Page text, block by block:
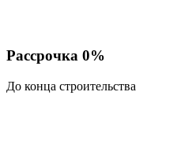
Рассрочка 0%
До конца строительства